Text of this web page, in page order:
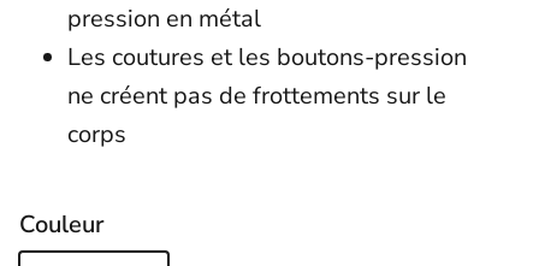
pression en métal
Les coutures et les boutons-pression
ne créent pas de frottements sur le
corps
Couleur